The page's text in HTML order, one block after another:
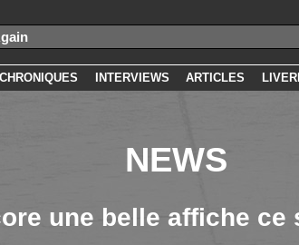
CHRONIQUES INTERVIEWS ARTICLES
NEWS
une belle affiche ce